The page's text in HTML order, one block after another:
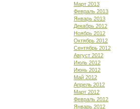
Март 2013
Февраль 2013
Январь 2013
Декабрь 2012
Ноябрь 2012
Октябрь 2012
Сентябрь 2012
Август 2012
Июль 2012
Июнь 2012
Май 2012
Апрель 2012
Март 2012
Февраль 2012
Январь 2012